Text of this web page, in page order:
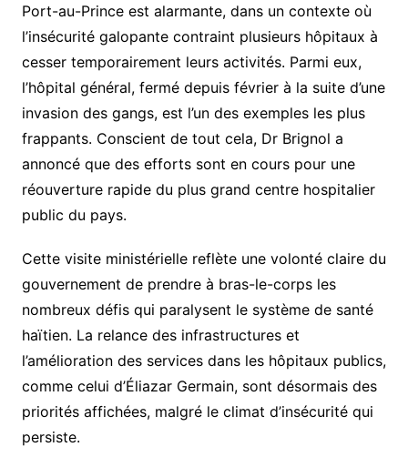
Port-au-Prince est alarmante, dans un contexte où
l’insécurité galopante contraint plusieurs hôpitaux à
cesser temporairement leurs activités. Parmi eux,
l’hôpital général, fermé depuis février à la suite d’une
invasion des gangs, est l’un des exemples les plus
frappants. Conscient de tout cela, Dr Brignol a
annoncé que des efforts sont en cours pour une
réouverture rapide du plus grand centre hospitalier
public du pays.
Cette visite ministérielle reflète une volonté claire du
gouvernement de prendre à bras-le-corps les
nombreux défis qui paralysent le système de santé
haïtien. La relance des infrastructures et
l’amélioration des services dans les hôpitaux publics,
comme celui d’Éliazar Germain, sont désormais des
priorités affichées, malgré le climat d’insécurité qui
persiste.